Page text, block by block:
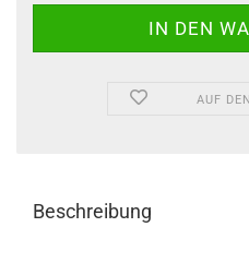
AUF
Beschreibung